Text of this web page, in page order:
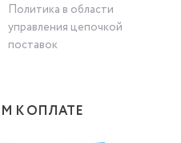
Политика в области
управления цепочкой
поставок
К ОПЛАТЕ